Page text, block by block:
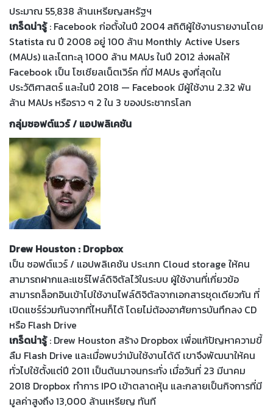
ประมาณ 55,838 ล้านเหรียญสหรัฐฯ
เกร็ดน่ารู้: Facebook ก่อตั้งในปี 2004 สถิติผู้ใช้งานรายงานโดย
Statista ณ ปี 2008 อยู่ 100 ล้าน Monthly Active Users
(MAUs) และโตทะลุ 1000 ล้าน MAUs ในปี 2012 ส่งผลให้
Facebook เป็น โซเชียลเน็ตเวิร์ค ที่มี MAUs สูงที่สุดใน
ประวัติศาสตร์ และในปี 2018 — Facebook มีผู้ใช้งาน 2.32 พัน
ล้าน MAUs หรือราว ๆ 2 ใน 3 ของประชากรโลก
กลุ่มซอฟต์แวร์ / แอปพลิเคชัน
Drew Houston : Dropbox
เป็น ซอฟต์แวร์ / แอปพลิเคชัน ประเภท Cloud storage ให้คน
สามารถฝากและแชร์ไฟล์ดิจิตัลไว้ในระบบ ผู้ใช้งานที่เกี่ยวข้อ
สามารถล็อกอินเข้าไปใช้งานไฟล์ดิจิตัลจากเอกสารชุดเดียวกัน ที่
เปิดแชร์ร่วมกันจากที่ไหนก็ได้ โดยไม่ต้องอาศัยการบันทึกลง CD
หรือ Flash Drive
เกร็ดน่ารู้: Drew Houston สร้าง Dropbox เพื่อแก้ปัญหาความขี้
ลืม Flash Drive และเมื่อพบว่ามันใช้งานได้ดี เขาจึงพัฒนาให้คน
ทั่วไปใช้ตั้งแต่ปี 2011 เป็นต้นมาจนกระทั่ง เมื่อวันที่ 23 มีนาคม
2018 Dropbox ทำการ IPO เข้าตลาดหุ้น และกลายเป็นกิจการที่มี
มูลค่าสูงถึง 13,000 ล้านเหรียญ ทันที